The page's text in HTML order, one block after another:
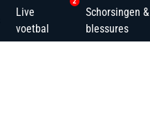
Live
voetbal
Schorsingen &
blessures